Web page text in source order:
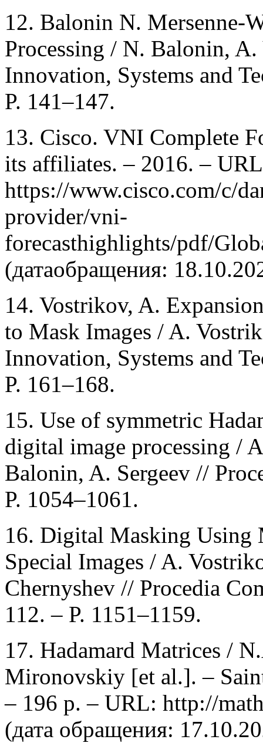
12. Balonin N. Mersenne-
Processing / N. Balonin,
Innovation, Systems and
P. 141–147.
13. Cisco. VNI Complete
its affiliates. – 2016. –
https://www.cisco.com/c/
provider/vni-
forecasthighlights/pdf/
(датаобращения:
14. Vostrikov, A.
to Mask Images / A.
Innovation, Systems and
P. 161–168.
15. Use of symmetric
digital image processing /
Balonin, A. Sergeev //
P. 1054–1061.
16. Digital Masking Using
Special Images / A.
Chernyshev // Procedia
112. – P. 1151–1159.
17. Hadamard Matrices /
Mironovskiy [et al.]. –
– 196 p. – URL: http://
(дата обращения: